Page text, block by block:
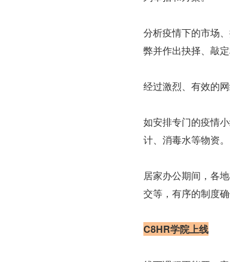
分析疫情下的市场
弊并作出抉择、敲
经过激烈、有效的
如安排专门的疫情
计、消毒水等物资。
居家办公期间，各
交等，有序的制度确
C8HR学院上线